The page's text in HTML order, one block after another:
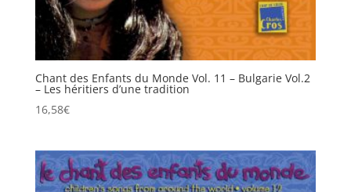
Chant des Enfants du Monde Vol. 11 – Bulgarie Vol.2
– Les héritiers d’une tradition
16,58€